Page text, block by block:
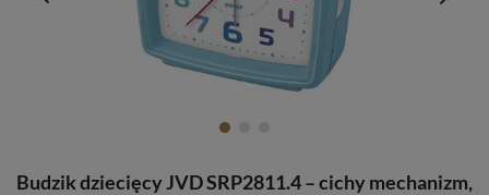
Budzik dziecięcy JVD SRP2811.4 – cichy mechanizm,